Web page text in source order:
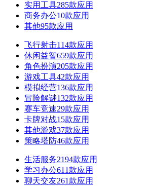
实用工具285款应用
商务办公10款应用
其他95款应用
飞行射击114款应用
休闲益智659款应用
角色扮演205款应用
游戏工具42款应用
模拟经营136款应用
冒险解谜132款应用
赛车竞速29款应用
卡牌对战15款应用
其他游戏37款应用
策略塔防46款应用
生活服务2194款应用
学习办公611款应用
聊天交友261款应用